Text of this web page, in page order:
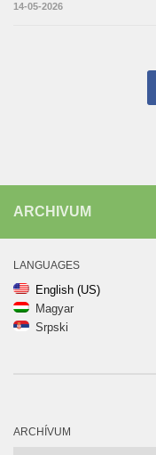
14-05-2026
ARCHIVUM
LANGUAGES
English (US)
Magyar
Srpski
ARCHÍVUM